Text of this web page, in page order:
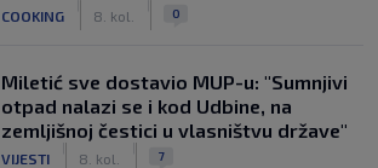
COOKING 8. kol. 0
Miletić sve dostavio MUP-u: "Sumnjivi
otpad nalazi se i kod Udbine, na
zemljišnoj čestici u vlasništvu države"
VIJESTI 8. kol. 7